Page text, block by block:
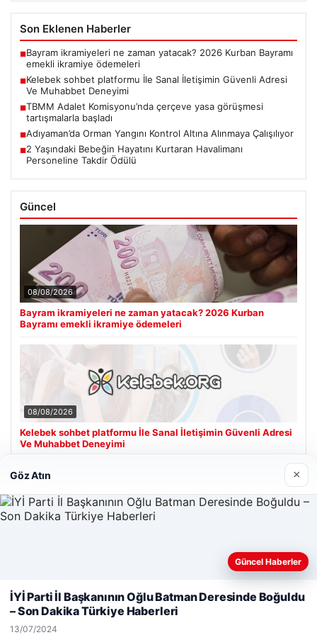
Son Eklenen Haberler
■Bayram ikramiyeleri ne zaman yatacak? 2026 Kurban Bayramı
emekli ikramiye ödemeleri
■Kelebek sohbet platformu İle Sanal İletişimin Güvenli Adresi
Ve Muhabbet Deneyimi
■TBMM Adalet Komisyonu’nda çerçeve yasa görüşmesi
tartışmalarla başladı
■Adıyaman’da Orman Yangını Kontrol Altına Alınmaya Çalışılıyor
■2 Yaşındaki Bebeğin Hayatını Kurtaran Havalimanı
Personeline Takdir Ödülü
Güncel
08/08/2026
Bayram ikramiyeleri ne zaman yatacak? 2026 Kurban
Bayramı emekli ikramiye ödemeleri
08/08/2026
Kelebek sohbet platformu İle Sanal İletişimin Güvenli Adresi
Ve Muhabbet Deneyimi
Son Eklenen Firmalar
Web sitemizi nasıl kullandığınızı daha iyi anlayabilmek,
kullanıyoruz.Çerez Politikamız
Kabul Et
Göz Atın ×
Güncel Haberler
İYİ Parti İl Başkanının Oğlu Batman Deresinde Boğuldu
– Son Dakika Türkiye Haberleri
13/07/2024